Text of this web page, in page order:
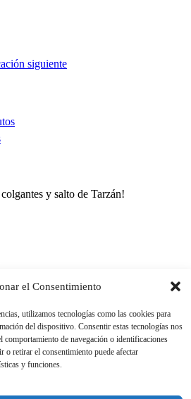
el Consentimiento
utilizamos tecnologías como las cookies para
del dispositivo. Consentir estas tecnologías nos
comportamiento de navegación o identificaciones
o retirar el consentimiento puede afectar
y funciones.
siguiente
y salto de Tarzán!
cima de los árboles con 12 puentes